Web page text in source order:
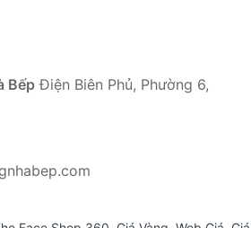
BếpĐiện Biên Phủ, Phường 6,